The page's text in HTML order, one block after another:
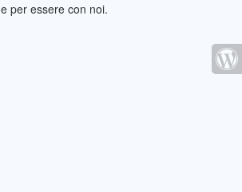
per essere con noi.